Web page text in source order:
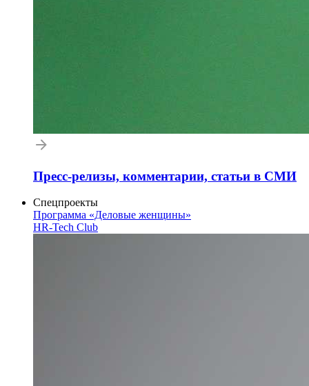
Пресс-релизы, комментарии, статьи в СМИ
Спецпроекты
Программа «Деловые женщины»
HR-Tech Club